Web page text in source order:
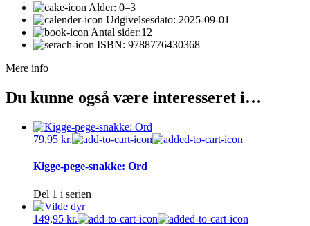
Alder: 0–3
Udgivelsesdato: 2025-09-01
Antal sider:12
ISBN: 9788776430368
Mere info
Du kunne også være interesseret i…
79,95 kr.
Kigge-pege-snakke: Ord
Del 1 i serien
149,95 kr.